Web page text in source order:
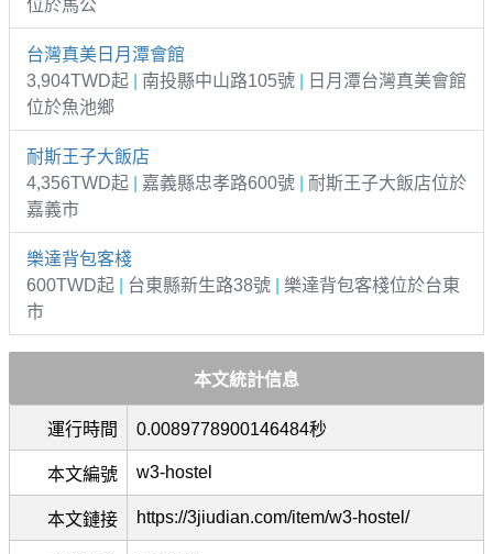
位於馬公
台灣真美日月潭會館
3,904TWD起
南投縣中山路105號
日月潭台灣真美會館
位於魚池鄉
耐斯王子大飯店
4,356TWD起
嘉義縣忠孝路600號
耐斯王子大飯店位於
嘉義市
樂達背包客棧
600TWD起
台東縣新生路38號
樂達背包客棧位於台東
市
本文統計信息
運行時間 0.0089778900146484秒
本文編號 w3-hostel
本文鏈接 https://3jiudian.com/item/w3-hostel/